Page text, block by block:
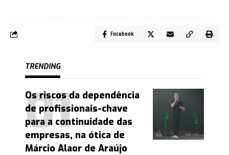
Facebook
TRENDING
Os riscos da dependência
de profissionais-chave
para a continuidade das
empresas, na ótica de
Márcio Alaor de Araújo